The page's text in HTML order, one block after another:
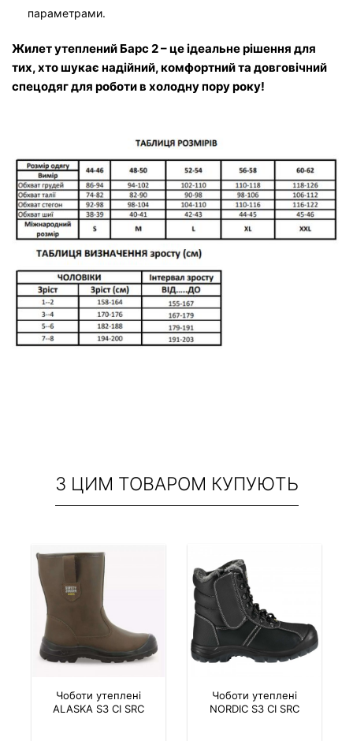
параметрами.
Жилет утеплений Барс 2 – це ідеальне рішення для
тих, хто шукає надійний, комфортний та довговічний
спецодяг для роботи в холодну пору року!
З ЦИМ ТОВАРОМ КУПУЮТЬ
Чоботи утеплені
ALASKA S3 CI SRC
Чоботи утеплені
NORDIC S3 CI SRC